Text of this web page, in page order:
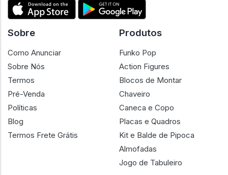
Sobre
Como Anunciar
Sobre Nós
Termos
Pré-Venda
Políticas
Blog
Termos Frete Grátis
Produtos
Funko Pop
Action Figures
Blocos de Montar
Chaveiro
Caneca e Copo
Placas e Quadros
Kit e Balde de Pipoca
Almofadas
Jogo de Tabuleiro